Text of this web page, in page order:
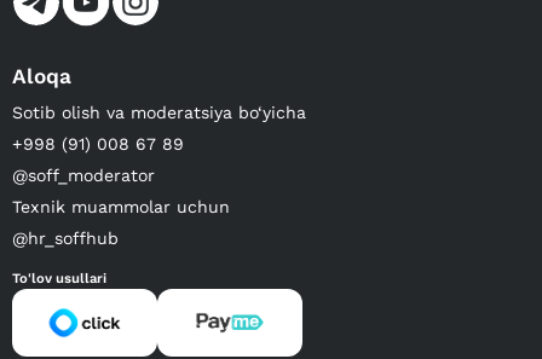
Aloqa
Sotib olish va moderatsiya bo‘yicha
+998 (91) 008 67 89
@soff_moderator
Texnik muammolar uchun
@hr_soffhub
To'lov usullari